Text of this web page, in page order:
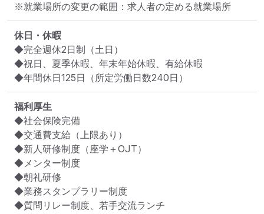
※就業場所の変更の範囲：求人者の定める就業場所
休日・休暇
◆完全週休2日制（土日）
◆祝日、夏季休暇、年末年始休暇、有給休暇
◆年間休日125日（所定労働日数240日）
福利厚生
◆社会保険完備
◆交通費支給（上限あり）
◆新人研修制度（座学＋OJT）
◆メンター制度
◆朝礼研修
◆業務スタンプラリー制度
◆質問リレー制度、若手交流ランチ